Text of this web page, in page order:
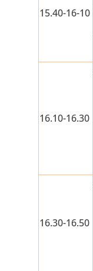
15.40-16-10
16.10-16.30
16.30-16.50